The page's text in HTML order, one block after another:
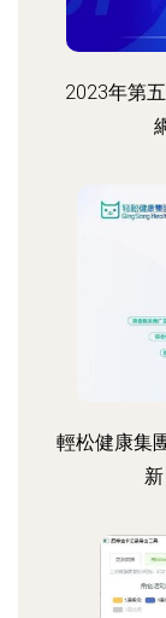
2023年第
輕松健康集